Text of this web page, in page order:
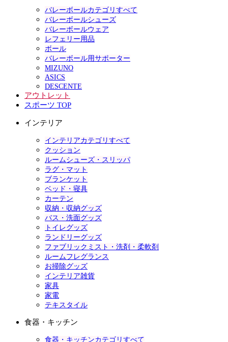
バレーボールカテゴリすべて
バレーボールシューズ
バレーボールウェア
レフェリー用品
ボール
バレーボール用サポーター
MIZUNO
ASICS
DESCENTE
アウトレット
スポーツ TOP
インテリア
インテリアカテゴリすべて
クッション
ルームシューズ・スリッパ
ラグ・マット
ブランケット
ベッド・寝具
カーテン
収納・収納グッズ
バス・洗面グッズ
トイレグッズ
ランドリーグッズ
ファブリックミスト・洗剤・柔軟剤
ルームフレグランス
お掃除グッズ
インテリア雑貨
家具
家電
テキスタイル
食器・キッチン
食器・キッチンカテゴリすべて